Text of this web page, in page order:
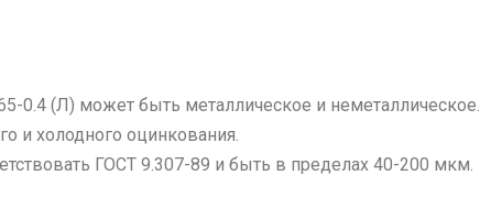
0.4 (Л) может быть металлическое и неметаллическое.
и холодного оцинкования.
ГОСТ 9.307-89 и быть в пределах 40-200 мкм.